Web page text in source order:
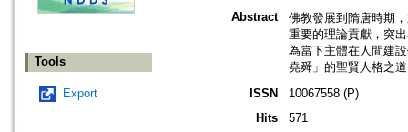
Tools
Export
Abstract
佛教發展到隋唐時期
重要的理論貢獻，突
為當下主體在人間建
堯舜」的聖賢人格之
ISSN
10067558 (P)
Hits
571